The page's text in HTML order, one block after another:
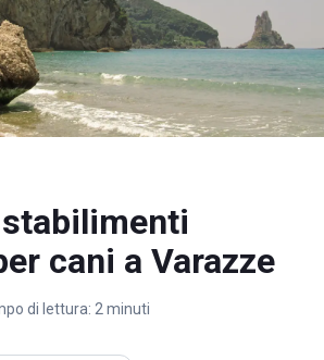
cani a Varazze
di lettura: 2 minuti